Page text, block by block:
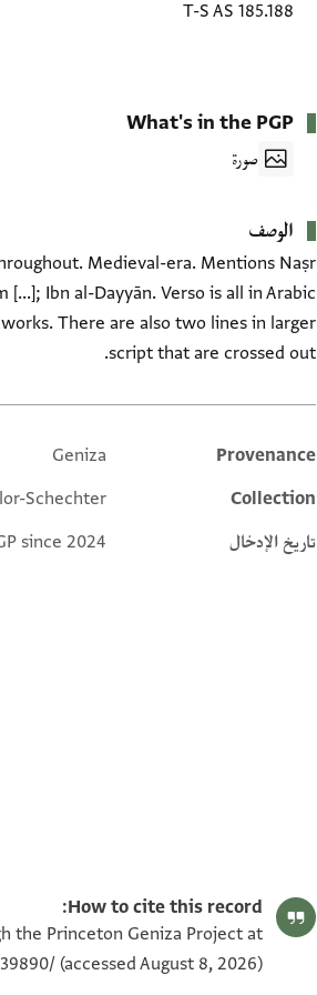
T-S AS 185.188
What's in the PGP
صورة
الوصف
Medieval-era. Mentions Naṣr
Ibn al-Dayyān. Verso is all in Arabic
There are also two lines in larger
script that are crossed out.
Additional metadata
Provenance
Geniza
Collection
Schechter
تاريخ الإدخال
since 2024
How to cite this record:
the Princeton Geniza Project at
(accessed August 8, 2026).